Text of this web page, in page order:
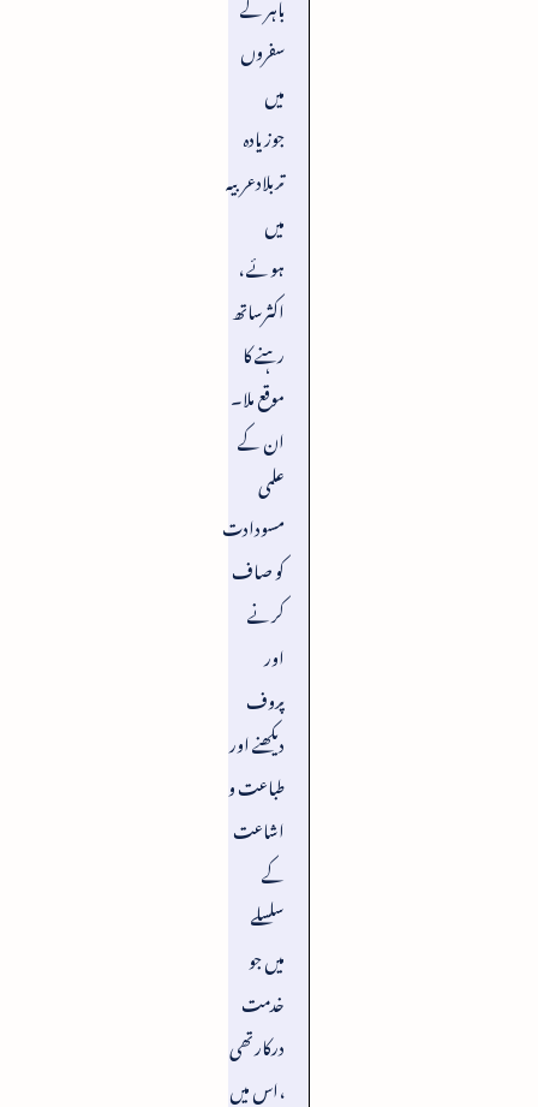
سفروں
میں
جوزیادہ
تربلادعربیہ
میں
ہوئے ،
اکثرساتھ
رہنے کا
موقع ملا۔
ان کے
علمی
مسودادت
کو صاف
کرنے
اور
پروف
دیکھنے اور
طباعت و
اشاعت
کے
سلسلے
میں جو
خدمت
درکارتھی
،اس میں